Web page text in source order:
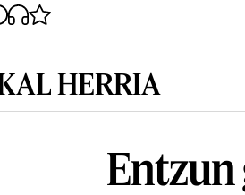
HERRIA